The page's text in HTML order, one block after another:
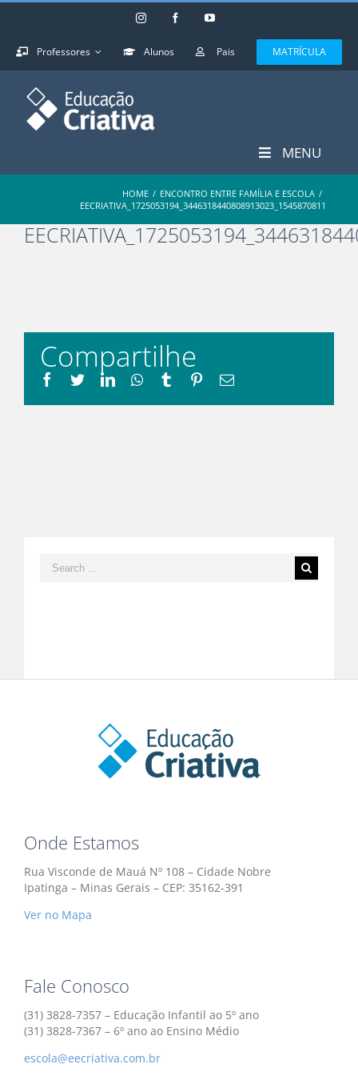
Skip
Instagram FacebookYouTube
Professores Alunos Pais MATRÍCULA
MENU
HOME / ENCONTRO ENTRE FAMÍLIA E ESCOLA /
EECRIATIVA_1725053194_3446318440808913023_1545870811
Compartilhe
Facebook
TwitterLinkedInWhatsapp
TumblrPinterestEmail
Search
for:
Onde Estamos
Rua Visconde de Mauá Nº 108 – Cidade Nobre
Ipatinga – Minas Gerais – CEP: 35162-391
Ver no Mapa
Fale Conosco
(31) 3828-7357 – Educação Infantil ao 5º ano
(31) 3828-7367 – 6º ano ao Ensino Médio
escola@eecriativa.com.br